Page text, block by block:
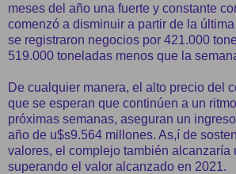
meses del año una fuerte y constante
comenzó a disminuir a partir de la
se registraron negocios por 421.000
519.000 toneladas menos que la
De cualquier manera, el alto precio del
que se esperan que continúen a un
próximas semanas, aseguran un
año de u$s9.564 millones. As,í de
valores, el complejo también alcanzaría
superando el valor alcanzado en 2021.